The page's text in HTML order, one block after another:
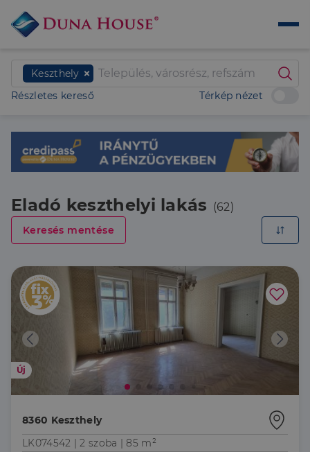
Keszthely
Részletes kereső
Térkép nézet
Eladó keszthelyi lakás (62)
Keresés mentése
Új
8360 Keszthely
LK074542 |2 szoba | 85 m²